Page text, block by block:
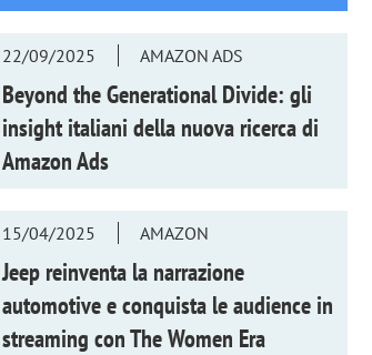
22/09/2025 AMAZON ADS
Beyond the Generational Divide: gli
insight italiani della nuova ricerca di
Amazon Ads
15/04/2025 AMAZON
Jeep reinventa la narrazione
automotive e conquista le audience in
streaming conThe Women Era